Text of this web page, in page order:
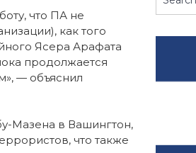
что ПА не
как того
Ясера Арафата
продолжается
— объяснил
Мазена в Вашингтон,
что также
for: